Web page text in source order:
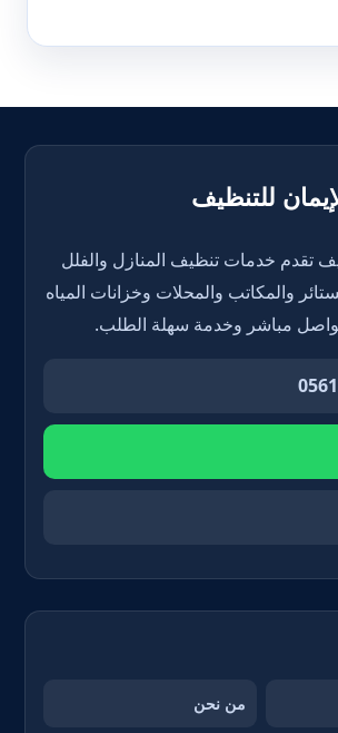
للتنظيف
تقدم خدمات تنظيف المنازل والفلل
والمكاتب والمحلات وخزانات المياه
مباشر وخدمة سهلة الطلب.
من نحن